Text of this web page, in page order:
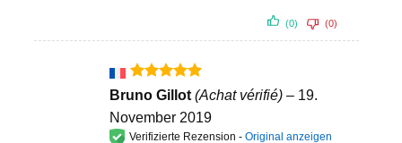
(0) (0)
Bewertet
5
Bruno Gillot(Achat vérifié) – 19.
November 2019
Verifizierte Rezension -Original anzeigen